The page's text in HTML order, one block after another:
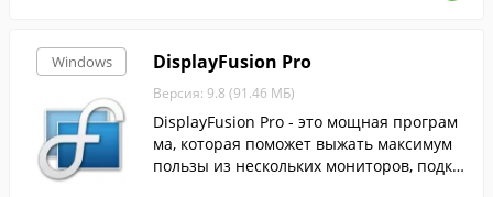
Windows DisplayFusion Pro
Версия: 9.8 (91.46 МБ)
DisplayFusion Pro - это мощная програм
ма, которая поможет выжать максимум
пользы из нескольких мониторов, подкл